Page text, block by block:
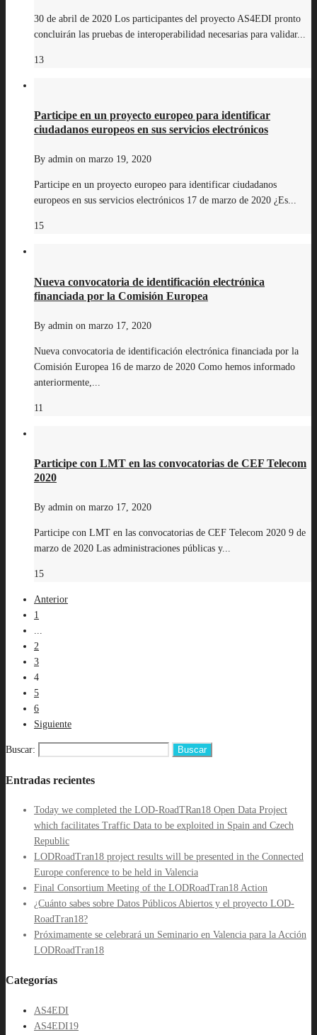
30 de abril de 2020 Los participantes del proyecto AS4EDI pronto
concluirán las pruebas de interoperabilidad necesarias para validar...
13
Participe en un proyecto europeo para identificar
ciudadanos europeos en sus servicios electrónicos
By admin on marzo 19, 2020
Participe en un proyecto europeo para identificar ciudadanos
europeos en sus servicios electrónicos 17 de marzo de 2020 ¿Es...
15
Nueva convocatoria de identificación electrónica
financiada por la Comisión Europea
By admin on marzo 17, 2020
Nueva convocatoria de identificación electrónica financiada por la
Comisión Europea 16 de marzo de 2020 Como hemos informado
anteriormente,...
11
Participe con LMT en las convocatorias de CEF Telecom
2020
By admin on marzo 17, 2020
Participe con LMT en las convocatorias de CEF Telecom 2020 9 de
marzo de 2020 Las administraciones públicas y...
15
Anterior
1
...
2
3
4
5
6
Siguiente
Buscar:
Entradas recientes
Today we completed the LOD-RoadTRan18 Open Data Project
which facilitates Traffic Data to be exploited in Spain and Czech
Republic
LODRoadTran18 project results will be presented in the Connected
Europe conference to be held in Valencia
Final Consortium Meeting of the LODRoadTran18 Action
¿Cuánto sabes sobre Datos Públicos Abiertos y el proyecto LOD-
RoadTran18?
Próximamente se celebrará un Seminario en Valencia para la Acción
LODRoadTran18
Categorías
AS4EDI
AS4EDI19